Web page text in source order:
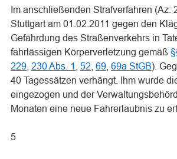
Im anschließenden Strafverfahren
Stuttgart am 01.02.2011 gegen den
Gefährdung des Straßenverkehrs in
fahrlässigen Körperverletzung gemäß
229 230 Abs. 1 52 69 69a StGB).
40 Tagessätzen verhängt. Ihm wurde
eingezogen und der
Monaten eine neue Fahrerlaubnis zu
5